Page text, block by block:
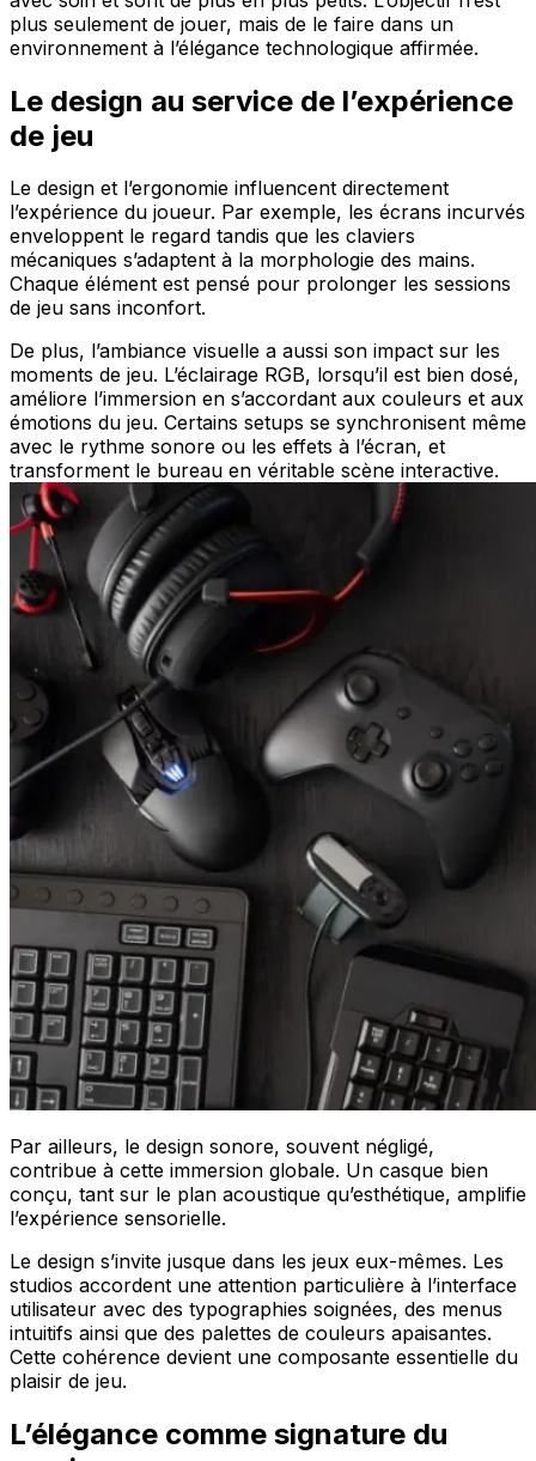
plus seulement de jouer, mais de le faire dans un
environnement à l’élégance technologique affirmée.
Le design au service de l’expérience
de jeu
Le design et l’ergonomie influencent directement
l’expérience du joueur. Par exemple, les écrans incurvés
enveloppent le regard tandis que les claviers
mécaniques s’adaptent à la morphologie des mains.
Chaque élément est pensé pour prolonger les sessions
de jeu sans inconfort.
De plus, l’ambiance visuelle a aussi son impact sur les
moments de jeu. L’éclairage RGB, lorsqu’il est bien dosé,
améliore l’immersion en s’accordant aux couleurs et aux
émotions du jeu. Certains setups se synchronisent même
avec le rythme sonore ou les effets à l’écran, et
transforment le bureau en véritable scène interactive.
Par ailleurs, le design sonore, souvent négligé,
contribue à cette immersion globale. Un casque bien
conçu, tant sur le plan acoustique qu’esthétique, amplifie
l’expérience sensorielle.
Le design s’invite jusque dans les jeux eux-mêmes. Les
studios accordent une attention particulière à l’interface
utilisateur avec des typographies soignées, des menus
intuitifs ainsi que des palettes de couleurs apaisantes.
Cette cohérence devient une composante essentielle du
plaisir de jeu.
L’élégance comme signature du